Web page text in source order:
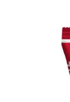
100
con